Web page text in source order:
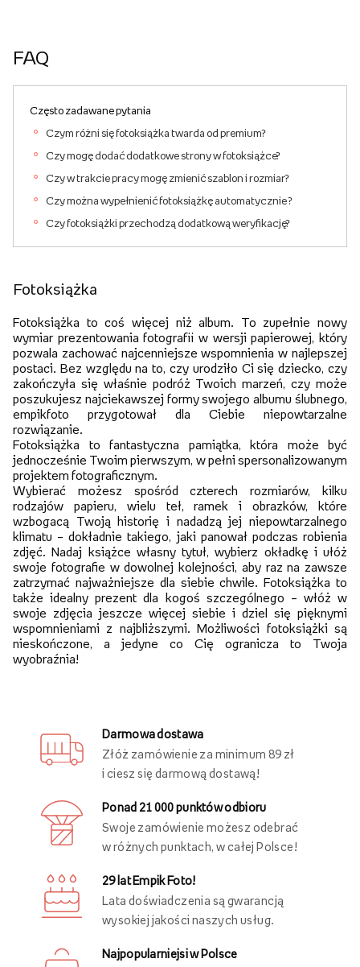
FAQ
Często zadawane pytania
Czym różni się fotoksiążka twarda od premium?
Czy mogę dodać dodatkowe strony w fotoksiążce?
Czy w trakcie pracy mogę zmienić szablon i rozmiar?
Czy można wypełnienić fotoksiążkę automatycznie ?
Czy fotoksiążki przechodzą dodatkową weryfikację?
Fotoksiążka
Fotoksiążka to coś więcej niż album. To zupełnie nowy
wymiar prezentowania fotografii w wersji papierowej, który
pozwala zachować najcenniejsze wspomnienia w najlepszej
postaci. Bez względu na to, czy urodziło Ci się dziecko, czy
zakończyła się właśnie podróż Twoich marzeń, czy może
poszukujesz najciekawszej formy swojego albumu ślubnego,
empikfoto przygotował dla Ciebie niepowtarzalne
rozwiązanie.
Fotoksiążka to fantastyczna pamiątka, która może być
jednocześnie Twoim pierwszym, w pełni spersonalizowanym
projektem fotograficznym.
Wybierać możesz spośród czterech rozmiarów, kilku
rodzajów papieru, wielu teł, ramek i obrazków, które
wzbogacą Twoją historię i nadadzą jej niepowtarzalnego
klimatu – dokładnie takiego, jaki panował podczas robienia
zdjęć. Nadaj książce własny tytuł, wybierz okładkę i ułóż
swoje fotografie w dowolnej kolejności, aby raz na zawsze
zatrzymać najważniejsze dla siebie chwile. Fotoksiążka to
także idealny prezent dla kogoś szczególnego – włóż w
swoje zdjęcia jeszcze więcej siebie i dziel się pięknymi
wspomnieniami z najbliższymi. Możliwości fotoksiążki są
nieskończone, a jedyne co Cię ogranicza to Twoja
wyobraźnia!
Darmowa dostawa
Złóż zamówienie za minimum 89 zł
i ciesz się darmową dostawą!
Ponad 21 000 punktów odbioru
Swoje zamówienie możesz odebrać
w różnych punktach, w całej Polsce!
29 lat Empik Foto!
Lata doświadczenia są gwarancją
wysokiej jakości naszych usług.
Najpopularniejsi w Polsce